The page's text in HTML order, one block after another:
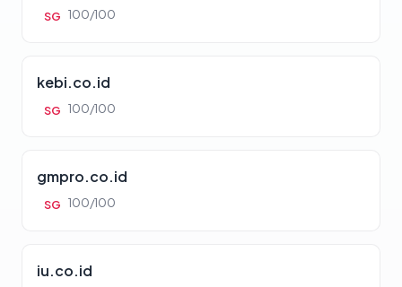
SG 100/100
kebi.co.id
SG 100/100
gmpro.co.id
SG 100/100
iu.co.id